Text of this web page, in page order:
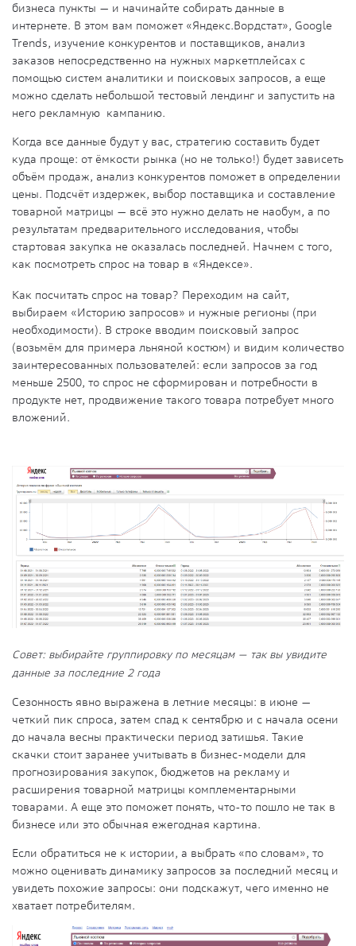
бизнеса пункты — и начинайте собирать данные в
интернете. В этом вам поможет «Яндекс.Вордстат», Google
Trends, изучение конкурентов и поставщиков, анализ
заказов непосредственно на нужных маркетплейсах с
помощью систем аналитики и поисковых запросов, а еще
можно сделать небольшой тестовый лендинг и запустить на
него рекламную кампанию.
Когда все данные будут у вас, стратегию составить будет
куда проще: от ёмкости рынка (но не только!) будет зависеть
объём продаж, анализ конкурентов поможет в определении
цены. Подсчёт издержек, выбор поставщика и составление
товарной матрицы — всё это нужно делать не наобум, а по
результатам предварительного исследования, чтобы
стартовая закупка не оказалась последней. Начнем с того,
как посмотреть спрос на товар в «Яндексе».
Как посчитать спрос на товар? Переходим на сайт,
выбираем «Историю запросов» и нужные регионы (при
необходимости). В строке вводим поисковый запрос
(возьмём для примера льняной костюм) и видим количество
заинтересованных пользователей: если запросов за год
меньше 2500, то спрос не сформирован и потребности в
продукте нет, продвижение такого товара потребует много
вложений.
Совет: выбирайте группировку по месяцам — так вы увидите
данные за последние 2 года
Сезонность явно выражена в летние месяцы: в июне —
четкий пик спроса, затем спад к сентябрю и с начала осени
до начала весны практически период затишья. Такие
скачки стоит заранее учитывать в бизнес-модели для
прогнозирования закупок, бюджетов на рекламу и
расширения товарной матрицы комплементарными
товарами. А еще это поможет понять, что-то пошло не так в
бизнесе или это обычная ежегодная картина.
Если обратиться не к истории, а выбрать «по словам», то
можно оценивать динамику запросов за последний месяц и
увидеть похожие запросы: они подскажут, чего именно не
хватает потребителям.